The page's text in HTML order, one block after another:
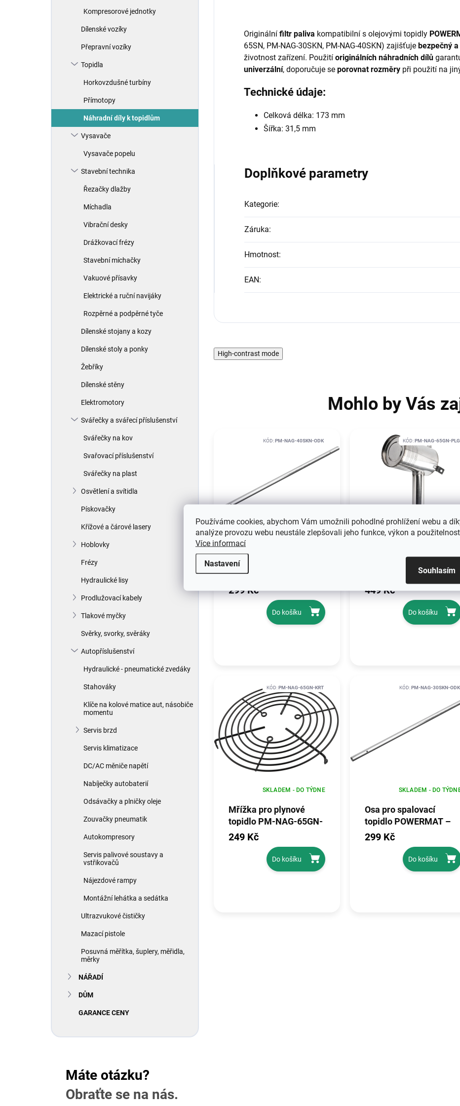
Používáme cookies, abychom Vám umožnili pohodlné prohlížení webu a
analýze provozu webu neustále zlepšovali jeho funkce, výkon a
Více informací
Nastavení
Souhlasím
Kompresorové jednotky
Dílenské vozíky
Přepravní vozíky
Topidla
Horkovzdušné turbíny
Přímotopy
Náhradní díly k topidlům
Vysavače
Vysavače popelu
Stavební technika
Řezačky dlažby
Míchadla
Vibrační desky
Drážkovací frézy
Stavební míchačky
Vakuové přísavky
Elektrické a ruční navijáky
Rozpěrné a podpěrné tyče
Dílenské stojany a kozy
Dílenské stoly a ponky
Žebříky
Dílenské stěny
Elektromotory
Svářečky a svářecí příslušenství
Svářečky na kov
Svařovací příslušenství
Svářečky na plast
Osvětlení a svítidla
Pískovačky
Křížové a čárové lasery
Hoblovky
Frézy
Hydraulické lisy
Prodlužovací kabely
Tlakové myčky
Svěrky, svorky, svěráky
Autopříslušenství
Hydraulické - pneumatické zvedáky
Stahováky
Klíče na kolové matice aut, násobiče
momentu
Servis brzd
Servis klimatizace
DC/AC měniče napětí
Nabíječky autobaterií
Odsávačky a plničky oleje
Zouvačky pneumatik
Autokompresory
Servis palivové soustavy a
vstřikovačů
Nájezdové rampy
Montážní lehátka a sedátka
Ultrazvukové čističky
Mazací pistole
Posuvná měřítka, šuplery, měřidla,
měrky
NÁŘADÍ
DŮM
GARANCE CENY
Máte otázku?
Obraťte se na nás.
Originální filtr paliva kompatibilní s olejovými topidly
65SN, PM-NAG-30SKN, PM-NAG-40SKN) zajišťuje bezpečný
životnost zařízení. Použití originálních náhradních dílů
univerzální, doporučuje se porovnat rozměry při použití na
Technické údaje:
Celková délka: 173 mm
Šířka: 31,5 mm
Doplňkové parametry
Kategorie:
Záruka:
Hmotnost:
EAN:
High-contrast mode
Mohlo by Vás
Osa pro spalovací
topidlo POWERMAT –
299 Kč
Do košíku
KÓD:PM-NAG-40SKN-ODK
OHŘÍVAČ PM-NAG-
65GN-PLG
449 Kč
Do košíku
KÓD:PM-NAG-65GN-PLG
Mřížka pro plynové
topidlo PM-NAG-65GN-
KRT
SKLADEM - DO TÝDNE
249 Kč
Do košíku
KÓD:PM-NAG-65GN-KRT
Osa pro spalovací
topidlo POWERMAT –
PM-NAG-30SKN
SKLADEM - DO
299 Kč
Do košíku
KÓD:PM-NAG-30SKN-ODK